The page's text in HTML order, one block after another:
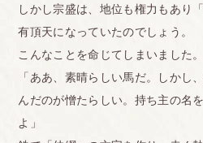
しかし宗盛は、地位も権力もあり
有頂天になっていたのでしょう。
こんなことを命じてしまいました。
「ああ、素晴らしい馬だ。しかし
んだのが憎たらしい。持ち主の名
よ」